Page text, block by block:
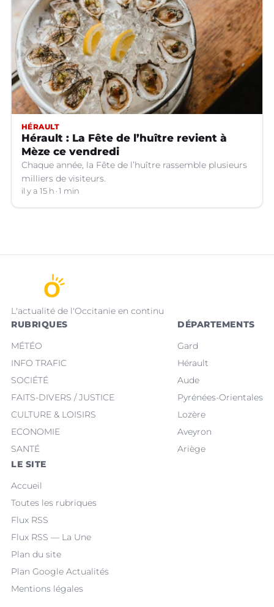
HÉRAULT
Hérault : La Fête de l’huître revient à
Mèze ce vendredi
Chaque année, la Fête de l’huître rassemble plusieurs
milliers de visiteurs.
il y a 15 h 1 min
L'actualité de l'Occitanie en continu
RUBRIQUES
MÉTÉO
INFO TRAFIC
SOCIÉTÉ
FAITS-DIVERS / JUSTICE
CULTURE & LOISIRS
ECONOMIE
SANTÉ
DÉPARTEMENTS
Gard
Hérault
Aude
Pyrénées-Orientales
Lozère
Aveyron
Ariège
LE SITE
Accueil
Toutes les rubriques
Flux RSS
Flux RSS — La Une
Plan du site
Plan Google Actualités
Mentions légales